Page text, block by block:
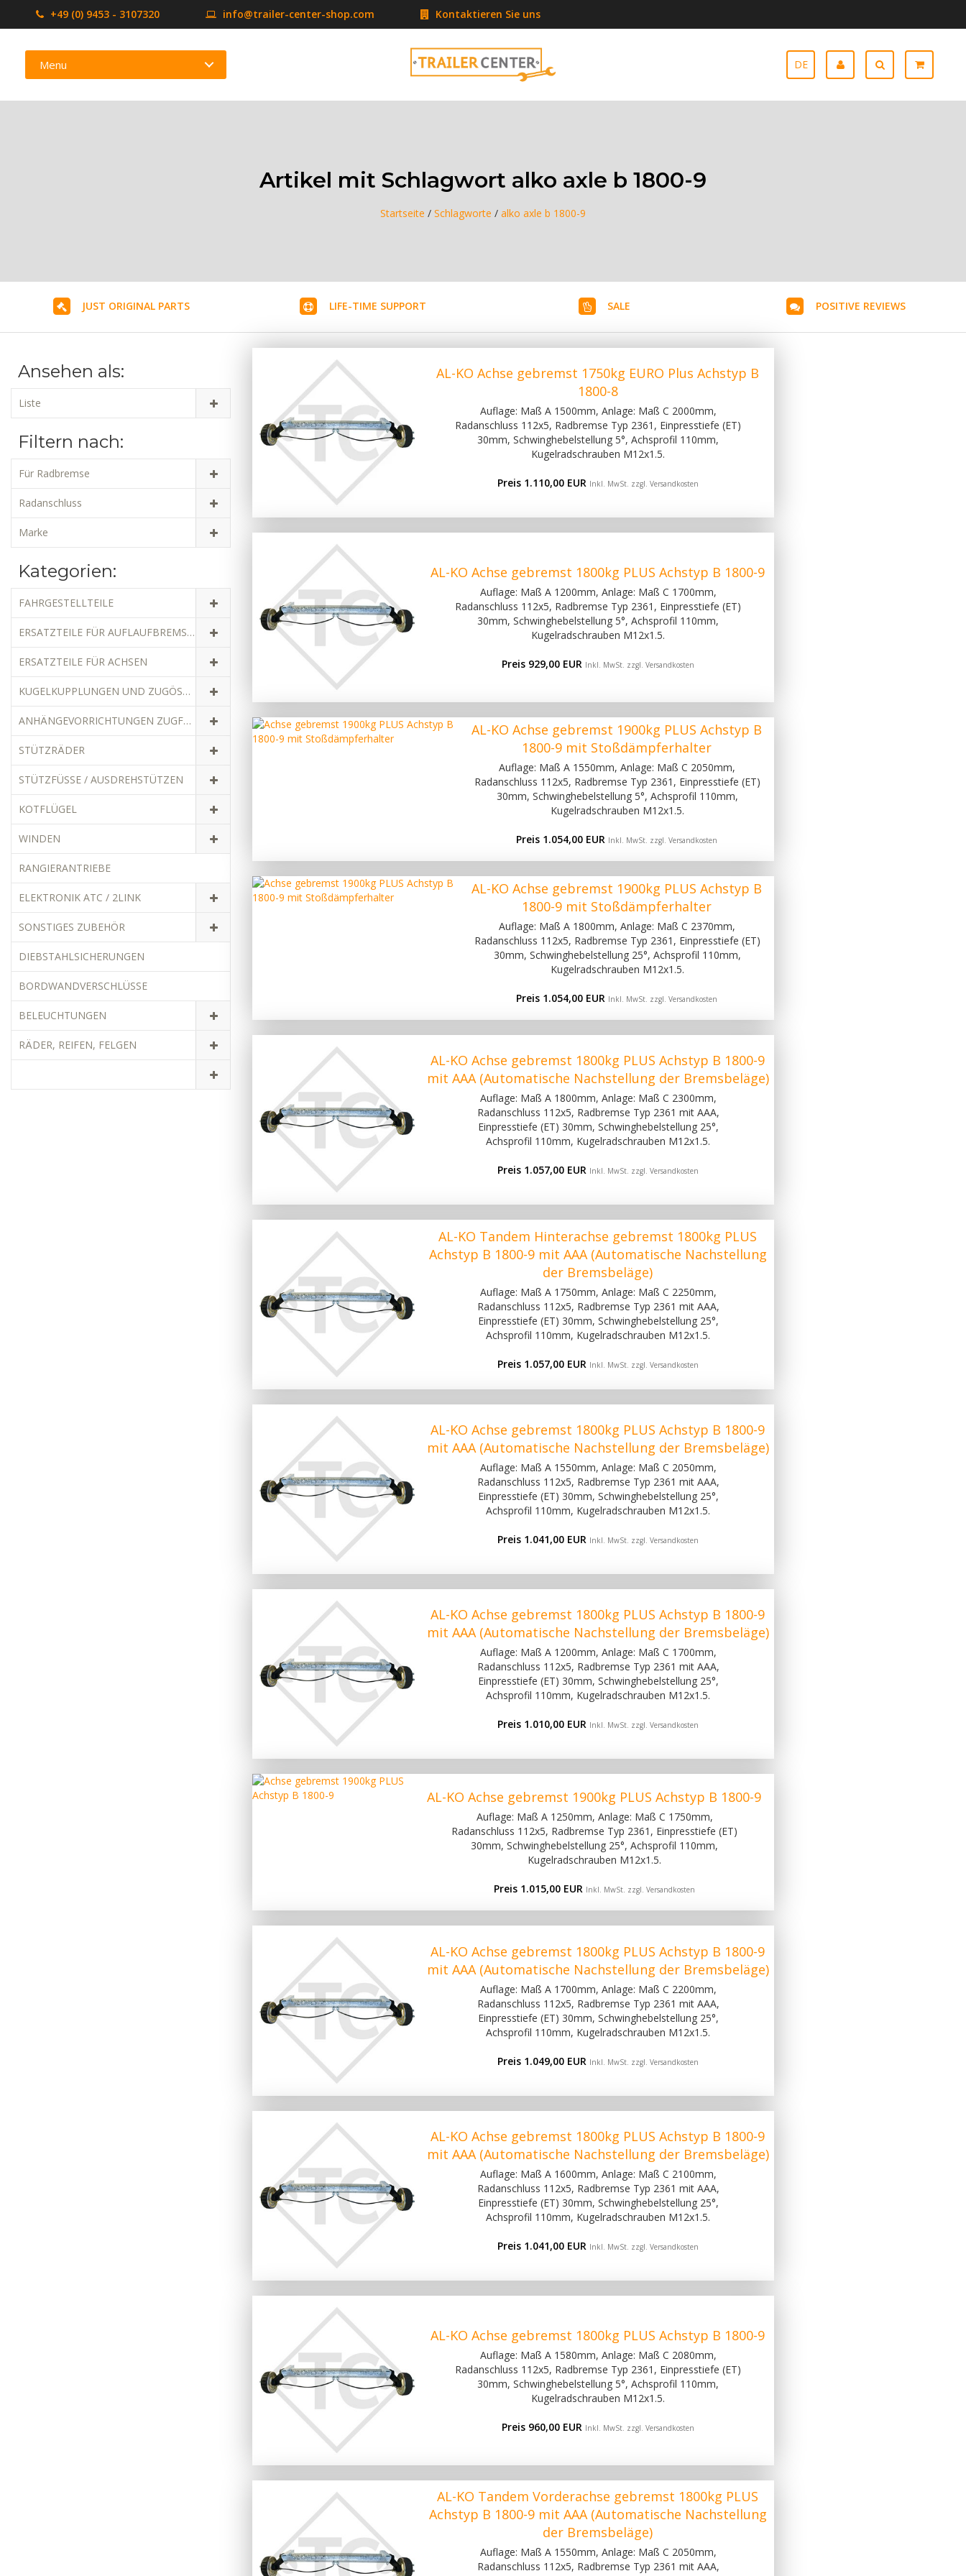
+49 (0) 9453 - 3107320 info@trailer-center-shop.com Kontaktieren Sie uns
Menu DE
Artikel mit Schlagwort alko axle b 1800-9
Startseite / Schlagworte / alko axle b 1800-9
JUST ORIGINAL PARTS LIFE-TIME SUPPORT SALE POSITIVE REVIEWS
Ansehen als:
Liste
Filtern nach:
Für Radbremse
Radanschluss
Marke
Kategorien:
FAHRGESTELLTEILE
ERSATZTEILE FÜR AUFLAUFBREMSEN
ERSATZTEILE FÜR ACHSEN
KUGELKUPPLUNGEN UND ZUGÖSEN
ANHÄNGEVORRICHTUNGEN ZUGFAHRZEUGE
STÜTZRÄDER
STÜTZFÜSSE / AUSDREHSTÜTZEN
KOTFLÜGEL
WINDEN
RANGIERANTRIEBE
ELEKTRONIK ATC / 2LINK
SONSTIGES ZUBEHÖR
DIEBSTAHLSICHERUNGEN
BORDWANDVERSCHLÜSSE
BELEUCHTUNGEN
RÄDER, REIFEN, FELGEN
AL-KO Achse gebremst 1750kg EURO Plus Achstyp B
1800-8
Auflage: Maß A 1500mm, Anlage: Maß C 2000mm,
Radanschluss 112x5, Radbremse Typ 2361, Einpresstiefe (ET)
30mm, Schwinghebelstellung 5°, Achsprofil 110mm,
Kugelradschrauben M12x1.5.
Preis 1.110,00 EUR Inkl. MwSt. zzgl. Versandkosten
AL-KO Achse gebremst 1800kg PLUS Achstyp B 1800-9
Auflage: Maß A 1200mm, Anlage: Maß C 1700mm,
Radanschluss 112x5, Radbremse Typ 2361, Einpresstiefe (ET)
30mm, Schwinghebelstellung 5°, Achsprofil 110mm,
Kugelradschrauben M12x1.5.
Preis 929,00 EUR Inkl. MwSt. zzgl. Versandkosten
AL-KO Achse gebremst 1900kg PLUS Achstyp B
1800-9 mit Stoßdämpferhalter
Auflage: Maß A 1550mm, Anlage: Maß C 2050mm,
Radanschluss 112x5, Radbremse Typ 2361, Einpresstiefe (ET)
30mm, Schwinghebelstellung 5°, Achsprofil 110mm,
Kugelradschrauben M12x1.5.
Preis 1.054,00 EUR Inkl. MwSt. zzgl.Versandkosten
AL-KO Achse gebremst 1900kg PLUS Achstyp B
1800-9 mit Stoßdämpferhalter
Auflage: Maß A 1800mm, Anlage: Maß C 2370mm,
Radanschluss 112x5, Radbremse Typ 2361, Einpresstiefe (ET)
30mm, Schwinghebelstellung 25°, Achsprofil 110mm,
Kugelradschrauben M12x1.5.
Preis 1.054,00 EUR Inkl. MwSt. zzgl.Versandkosten
AL-KO Achse gebremst 1800kg PLUS Achstyp B 1800-9
mit AAA (Automatische Nachstellung der Bremsbeläge)
Auflage: Maß A 1800mm, Anlage: Maß C 2300mm,
Radanschluss 112x5, Radbremse Typ 2361 mit AAA,
Einpresstiefe (ET) 30mm, Schwinghebelstellung 25°,
Achsprofil 110mm, Kugelradschrauben M12x1.5.
Preis 1.057,00 EUR Inkl. MwSt. zzgl. Versandkosten
AL-KO Tandem Hinterachse gebremst 1800kg PLUS
Achstyp B 1800-9 mit AAA (Automatische Nachstellung
der Bremsbeläge)
Auflage: Maß A 1750mm, Anlage: Maß C 2250mm,
Radanschluss 112x5, Radbremse Typ 2361 mit AAA,
Einpresstiefe (ET) 30mm, Schwinghebelstellung 25°,
Achsprofil 110mm, Kugelradschrauben M12x1.5.
Preis 1.057,00 EUR Inkl. MwSt. zzgl. Versandkosten
AL-KO Achse gebremst 1800kg PLUS Achstyp B 1800-9
mit AAA (Automatische Nachstellung der Bremsbeläge)
Auflage: Maß A 1550mm, Anlage: Maß C 2050mm,
Radanschluss 112x5, Radbremse Typ 2361 mit AAA,
Einpresstiefe (ET) 30mm, Schwinghebelstellung 25°,
Achsprofil 110mm, Kugelradschrauben M12x1.5.
Preis 1.041,00 EUR Inkl. MwSt. zzgl. Versandkosten
AL-KO Achse gebremst 1800kg PLUS Achstyp B 1800-9
mit AAA (Automatische Nachstellung der Bremsbeläge)
Auflage: Maß A 1200mm, Anlage: Maß C 1700mm,
Radanschluss 112x5, Radbremse Typ 2361 mit AAA,
Einpresstiefe (ET) 30mm, Schwinghebelstellung 25°,
Achsprofil 110mm, Kugelradschrauben M12x1.5.
Preis 1.010,00 EUR Inkl. MwSt. zzgl. Versandkosten
AL-KO Achse gebremst 1900kg PLUS Achstyp B 1800-9
Auflage: Maß A 1250mm, Anlage: Maß C 1750mm,
Radanschluss 112x5, Radbremse Typ 2361, Einpresstiefe (ET)
30mm, Schwinghebelstellung 25°, Achsprofil 110mm,
Kugelradschrauben M12x1.5.
Preis 1.015,00 EUR Inkl. MwSt. zzgl. Versandkosten
AL-KO Achse gebremst 1800kg PLUS Achstyp B 1800-9
mit AAA (Automatische Nachstellung der Bremsbeläge)
Auflage: Maß A 1700mm, Anlage: Maß C 2200mm,
Radanschluss 112x5, Radbremse Typ 2361 mit AAA,
Einpresstiefe (ET) 30mm, Schwinghebelstellung 25°,
Achsprofil 110mm, Kugelradschrauben M12x1.5.
Preis 1.049,00 EUR Inkl. MwSt. zzgl. Versandkosten
AL-KO Achse gebremst 1800kg PLUS Achstyp B 1800-9
mit AAA (Automatische Nachstellung der Bremsbeläge)
Auflage: Maß A 1600mm, Anlage: Maß C 2100mm,
Radanschluss 112x5, Radbremse Typ 2361 mit AAA,
Einpresstiefe (ET) 30mm, Schwinghebelstellung 25°,
Achsprofil 110mm, Kugelradschrauben M12x1.5.
Preis 1.041,00 EUR Inkl. MwSt. zzgl. Versandkosten
AL-KO Achse gebremst 1800kg PLUS Achstyp B 1800-9
Auflage: Maß A 1580mm, Anlage: Maß C 2080mm,
Radanschluss 112x5, Radbremse Typ 2361, Einpresstiefe (ET)
30mm, Schwinghebelstellung 5°, Achsprofil 110mm,
Kugelradschrauben M12x1.5.
Preis 960,00 EUR Inkl. MwSt. zzgl. Versandkosten
AL-KO Tandem Vorderachse gebremst 1800kg PLUS
Achstyp B 1800-9 mit AAA (Automatische Nachstellung
der Bremsbeläge)
Auflage: Maß A 1550mm, Anlage: Maß C 2050mm,
Radanschluss 112x5, Radbremse Typ 2361 mit AAA,